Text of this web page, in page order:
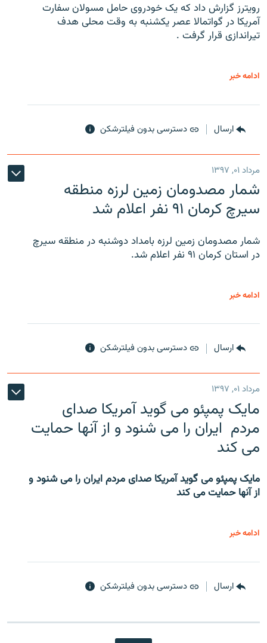
رویترز گزارش داد که یک خودروی حامل مسولان سفارت
آمریکا در گواتمالا عصر یکشنبه به وقت محلی هدف
تیراندازی قرار گرفت .
ادامه خبر
ارسال دسترسی بدون فیلترشکن
مرداد ۰۱, ۱۳۹۷
شمار مصدومان زمین لرزه منطقه
سیرچ کرمان ۹۱ نفر اعلام شد
شمار مصدومان زمین لرزه بامداد دوشنبه در منطقه سیرچ
در استان کرمان ۹۱ نفر اعلام شد.
ادامه خبر
ارسال دسترسی بدون فیلترشکن
مرداد ۰۱, ۱۳۹۷
مایک پمپئو می گوید آمریکا صدای
مردم ایران را می شنود و از آنها حمایت
می کند
مایک پمپئو می گوید آمریکا صدای مردم ایران را می شنود و
از آنها حمایت می کند
ادامه خبر
ارسال دسترسی بدون فیلترشکن